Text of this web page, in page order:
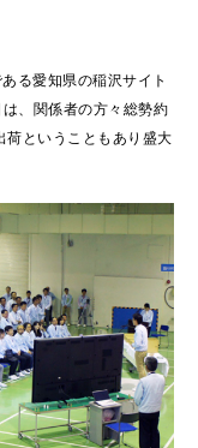
る愛知県の稲沢サイト
、関係者の方々総勢約
ということもあり盛大